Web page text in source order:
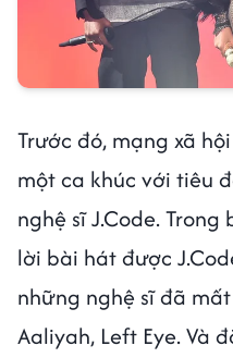
Trước đó, mạng xã
một ca khúc với tiêu
nghệ sĩ J.Code.
lời bài hát được
những nghệ sĩ đã
Aaliyah, Left Eye. Và